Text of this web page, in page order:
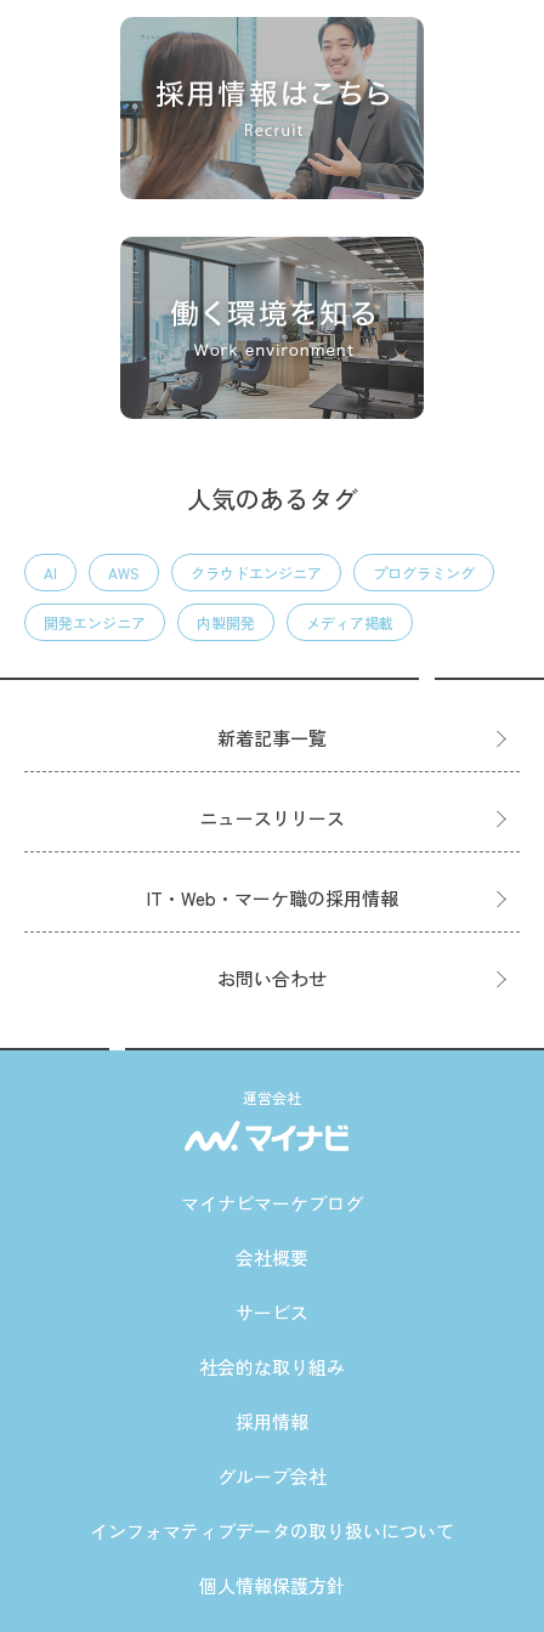
人気のあるタグ
AI AWS クラウドエンジニア プログラミング
開発エンジニア 内製開発 メディア掲載
新着記事一覧
ニュースリリース
IT・Web・マーケ職の採用情報
お問い合わせ
運営会社
マイナビマーケブログ
会社概要
サービス
社会的な取り組み
採用情報
グループ会社
インフォマティブデータの取り扱いについて
個人情報保護方針